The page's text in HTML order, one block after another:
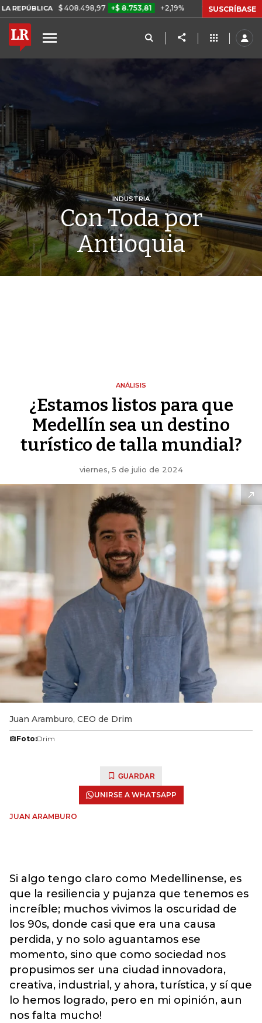
$ 408.498,97 +$ 8.753,81 +2,19% TASA DE USURA CRÉDITO
SUSCRÍBASE
INDUSTRIA
Con Toda por
Antioquia
ANÁLISIS
¿Estamos listos para que
Medellín sea un destino
turístico de talla mundial?
viernes, 5 de julio de 2024
Juan Aramburo, CEO de Drim
Foto:Drim
GUARDAR
UNIRSE A WHATSAPP
JUAN ARAMBURO
Si algo tengo claro como Medellinense, es
que la resiliencia y pujanza que tenemos es
increíble; muchos vivimos la oscuridad de
los 90s, donde casi que era una causa
perdida, y no solo aguantamos ese
momento, sino que como sociedad nos
propusimos ser una ciudad innovadora,
creativa, industrial, y ahora, turística, y sí que
lo hemos logrado, pero en mi opinión, aun
nos falta mucho!